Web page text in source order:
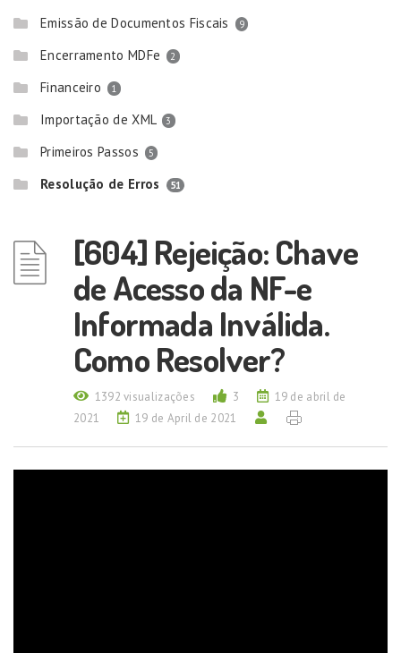
Emissão de Documentos Fiscais 9
Encerramento MDFe 2
Financeiro 1
Importação de XML 3
Primeiros Passos 5
Resolução de Erros 51
[604] Rejeição: Chave
de Acesso da NF-e
Informada Inválida.
Como Resolver?
1392 visualizações 3
19 de abril de
2021
19 de April de 2021